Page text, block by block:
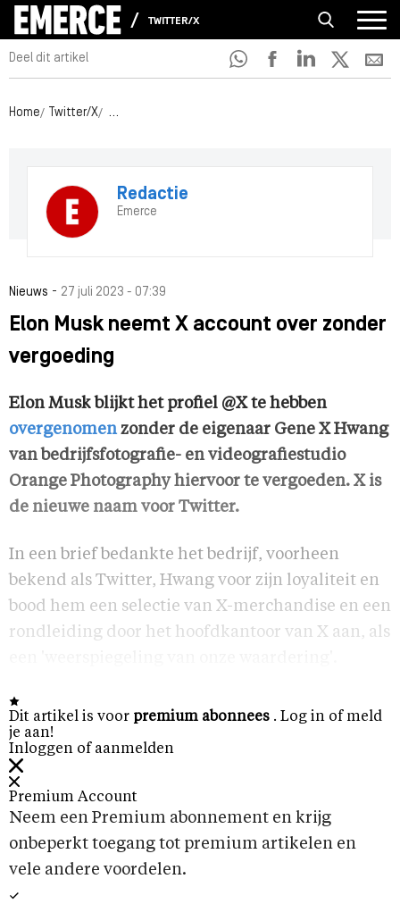
TWITTER/X
Deel dit artikel
Home Twitter/X Elon Musk neemt X account over zonder vergoeding
Redactie
Emerce
Nieuws - 27 juli 2023 - 07:39
Elon Musk neemt X account over zonder
vergoeding
Elon Musk blijkt het profiel @X te hebben
overgenomenzonder de eigenaar Gene X Hwang
van bedrijfsfotografie- en videografiestudio
Orange Photography hiervoor te vergoeden. X is
de nieuwe naam voor Twitter.
In een brief bedankte het bedrijf, voorheen
bekend als Twitter, Hwang voor zijn loyaliteit en
bood hem een selectie van X-merchandise en een
rondleiding door het hoofdkantoor van X aan, als
Dit artikel is voor premium abonnees . Log in of meld
je aan!
Inloggen of aanmelden
Premium Account
Neem een Premium abonnement en krijg
onbeperkt toegang tot premium artikelen en
vele andere voordelen.